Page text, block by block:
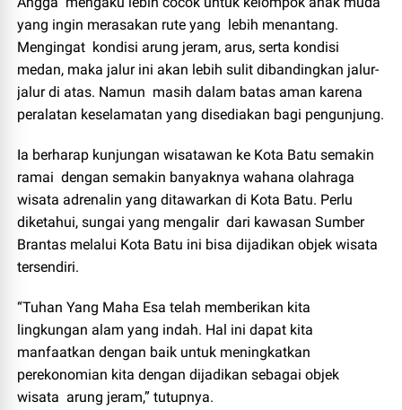
yang ingin merasakan rute yang lebih menantang.
Mengingat kondisi arung jeram, arus, serta kondisi
medan, maka jalur ini akan lebih sulit dibandingkan jalur-
jalur di atas. Namun masih dalam batas aman karena
peralatan keselamatan yang disediakan bagi pengunjung.
Ia berharap kunjungan wisatawan ke Kota Batu semakin
ramai dengan semakin banyaknya wahana olahraga
wisata adrenalin yang ditawarkan di Kota Batu. Perlu
diketahui, sungai yang mengalir dari kawasan Sumber
Brantas melalui Kota Batu ini bisa dijadikan objek wisata
tersendiri.
“Tuhan Yang Maha Esa telah memberikan kita
lingkungan alam yang indah. Hal ini dapat kita
manfaatkan dengan baik untuk meningkatkan
perekonomian kita dengan dijadikan sebagai objek
wisata arung jeram,” tutupnya.